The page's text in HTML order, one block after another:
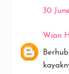
30
Wian